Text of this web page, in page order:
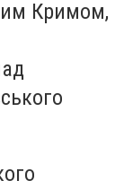
Кримом,